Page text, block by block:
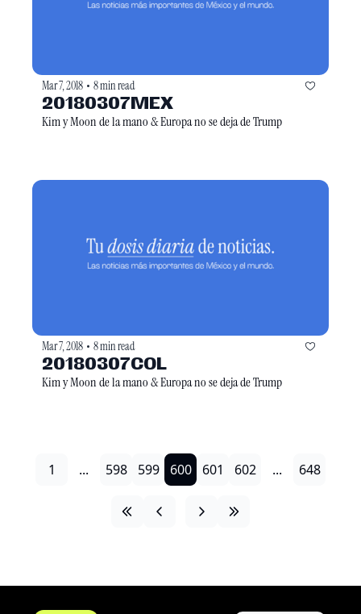
Mar 7, 2018 • 8 min read
20180307MEX
Kim y Moon de la mano & Europa no se deja de Trump
Mar 7, 2018 • 8 min read
20180307COL
Kim y Moon de la mano & Europa no se deja de Trump
1 ... 598 599 600 601 602 ... 648